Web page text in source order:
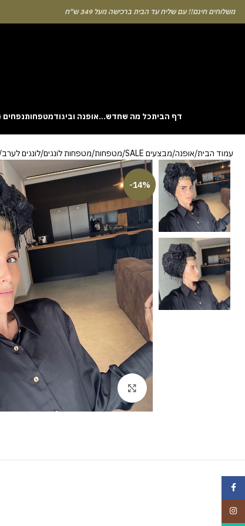
חינם!! עם שליח עד הבית ברכישה מעל 349 ש"ח
דף הביתכל מה שחדש…אופנה וביגודמטפחותנפחים
risk is to use the Aviator demo mode and familiarise yourself
of long sessions. Reading these guides often reveals how the
genuine randomness for every single bet you decide to place.
עמוד הבית אופנה מבצעים SALE מטפחות מטפחות לונגים לונגים לערב
-14%
Click to enlarge